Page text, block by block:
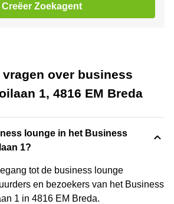
Creëer Zoekagent
vragen over business
1, 4816 EM Breda
lounge in het Business
1?
tot de business lounge
en bezoekers van het Business
1 in 4816 EM Breda.